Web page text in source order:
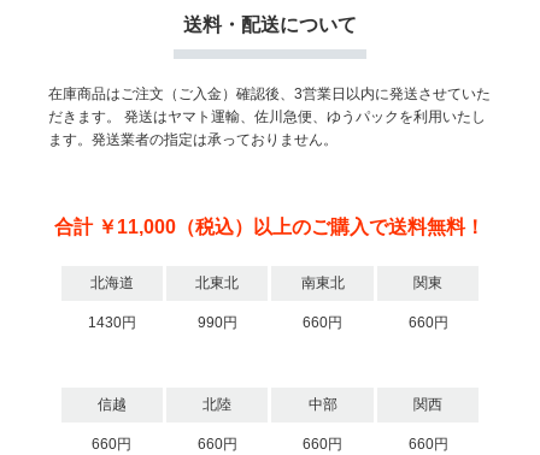
送料・配送について
在庫商品はご注文（ご入金）確認後、3営業日以内に発送させていた
だきます。
発送はヤマト運輸、佐川急便、ゆうパックを利用いたし
ます。発送業者の指定は承っておりません。
合計 ￥11,000（税込）以上のご購入で送料無料！
北海道 北東北 南東北 関東
1430円 990円 660円 660円
信越 北陸 中部 関西
660円 660円 660円 660円